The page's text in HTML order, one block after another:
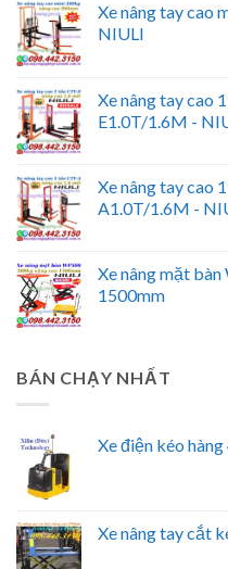
Xe nâng tay cao
NIULI
Xe nâng tay cao
E1.0T/1.6M -
Xe nâng tay cao
A1.0T/1.6M -
Xe nâng mặt
1500mm
BÁN CHẠY NHẤT
Xe điện kéo
Xe nâng tay cắt